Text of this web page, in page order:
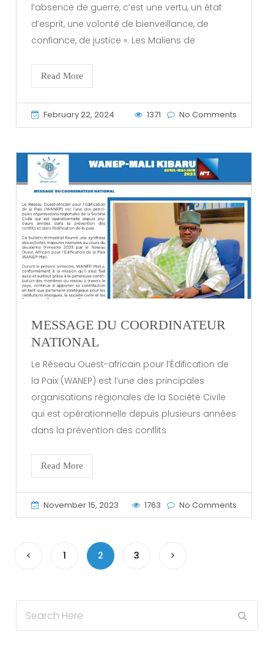
l’absence de guerre, c’est une vertu, un état
d’esprit, une volonté de bienveillance, de
confiance, de justice ». Les Maliens de
Read More
February 22, 2024 1371 No Comments
MESSAGE DU COORDINATEUR
NATIONAL
Le Réseau Ouest-africain pour l’Édification de
la Paix (WANEP) est l’une des principales
organisations régionales de la Société Civile
qui est opérationnelle depuis plusieurs années
dans la prévention des conflits
Read More
November 15, 2023 1763 No Comments
1 2 3